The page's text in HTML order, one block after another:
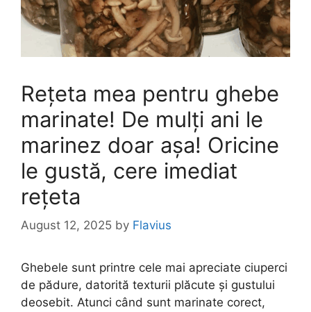
Rețeta mea pentru ghebe
marinate! De mulți ani le
marinez doar așa! Oricine
le gustă, cere imediat
rețeta
August 12, 2025 by Flavius
Ghebele sunt printre cele mai apreciate ciuperci
de pădure, datorită texturii plăcute și gustului
deosebit. Atunci când sunt marinate corect,